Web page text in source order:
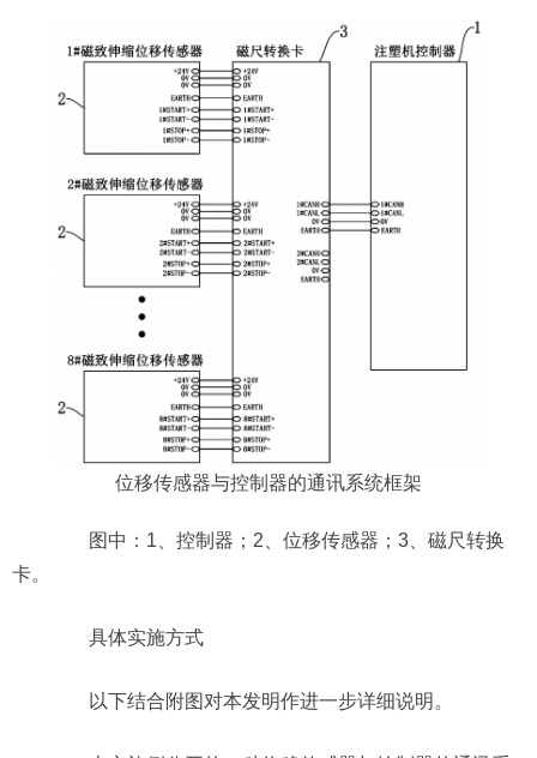
位移传感器与控制器的通讯系统框架
图中：1、控制器；2、位移传感器；3、磁尺转换
卡。
具体实施方式
以下结合附图对本发明作进一步详细说明。